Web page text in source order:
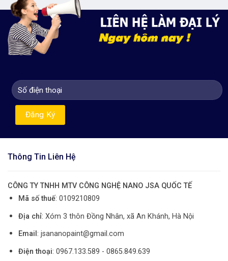
Thông Tin Liên Hệ
CÔNG TY TNHH MTV CÔNG NGHỆ NANO JSA QUỐC TẾ
Mã số thuế: 0109210809
Địa chỉ: Xóm 3 thôn Đồng Nhân, xã An Khánh, Hà Nội
Email : jsananopaint@gmail.com
Điện thoại: 0967.133.589 - 0865.849.639